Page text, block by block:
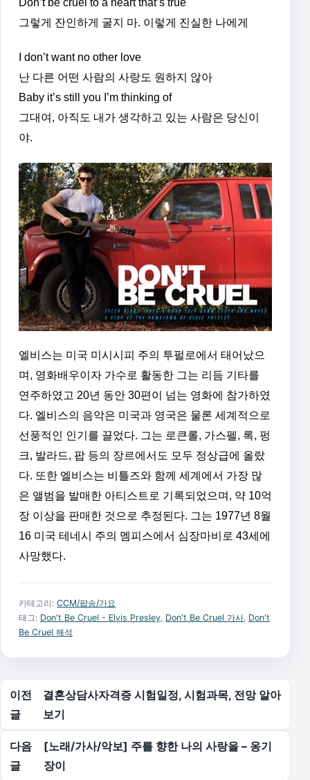
그렇게 잔인하게 굴지 마. 이렇게 진실한 나에게
I don’t want no other love
난 다른 어떤 사람의 사랑도 원하지 않아
Baby it’s still you I’m thinking of
그대여, 아직도 내가 생각하고 있는 사람은 당신이
야.
엘비스는 미국 미시시피 주의 투펄로에서 태어났으
며, 영화배우이자 가수로 활동한 그는 리듬 기타를
연주하였고 20년 동안 30편이 넘는 영화에 참가하였
다. 엘비스의 음악은 미국과 영국은 물론 세계적으로
선풍적인 인기를 끌었다. 그는 로큰롤, 가스펠, 록, 펑
크, 발라드, 팝 등의 장르에서도 모두 정상급에 올랐
다. 또한 엘비스는 비틀즈와 함께 세계에서 가장 많
은 앨범을 발매한 아티스트로 기록되었으며, 약 10억
장 이상을 판매한 것으로 추정된다. 그는 1977년 8월
16 미국 테네시 주의 멤피스에서 심장마비로 43세에
사망했다.
카테고리: CCM/팝송/가요
태그: Don't Be Cruel - Elvis Presley Don't Be Cruel 가사 Don't
Be Cruel 해석
글 탐색
이전
글
결혼상담사자격증 시험일정, 시험과목, 전망 알아
보기
다음
글
[노래/가사/악보] 주를 향한 나의 사랑을 – 옹기
장이